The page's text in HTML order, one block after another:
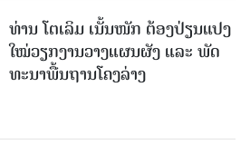
ທ່ານ ໂຕ​ເລິມ ເນັ້ນໜັກ ຕ້ອງ​ປ່ຽນ​ແປງ​
ໃໝ່​ວຽກ​ງານ​ວາງ​ແຜນ​ຜັງ ແລະ ​ພັດ​
ທະ​ນາ​ພື້ນ​ຖານ​ໂຄງ​ລ່າງ